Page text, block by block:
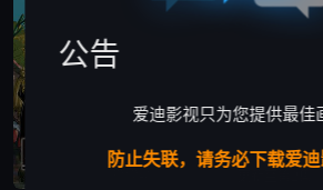
第22集 APP
公告
爱迪影视只为您提供最佳
防止失联，请务必下载爱